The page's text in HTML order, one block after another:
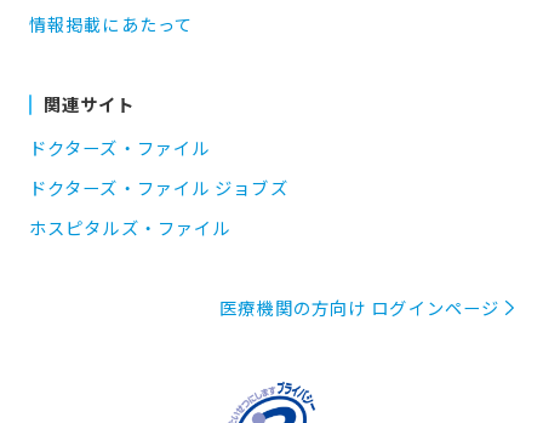
情報掲載にあたって
関連サイト
ドクターズ・ファイル
ドクターズ・ファイル ジョブズ
ホスピタルズ・ファイル
医療機関の方向け ログインページ